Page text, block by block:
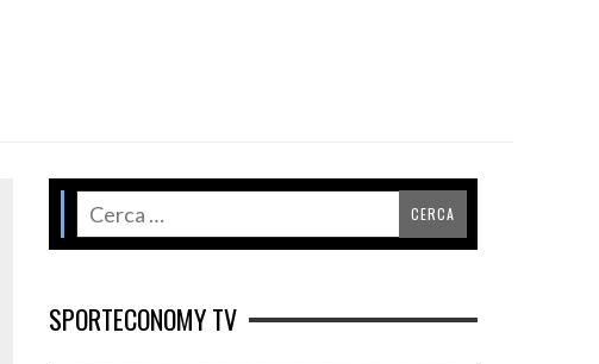
SPORTECONOMY TV